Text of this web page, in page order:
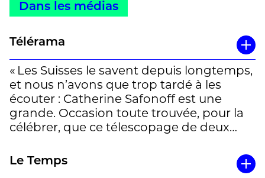
Dans les médias
Télérama
« Les Suisses le savent depuis longtemps,
et nous n’avons que trop tardé à les
écouter : Catherine Safonoff est une
grande. Occasion toute trouvée, pour la
célébrer, que ce télescopage de deux
chaque extrémité de sa carrière. Le
premier (
) et le dernier (La
Le Temps